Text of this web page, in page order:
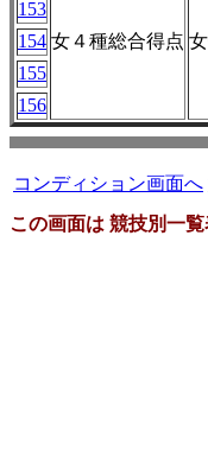
女４種総合得点
153
154
155
156
コンディション画面へ
この画面は 競技別一覧